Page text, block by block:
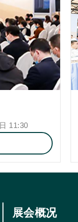
11:30
展会概况